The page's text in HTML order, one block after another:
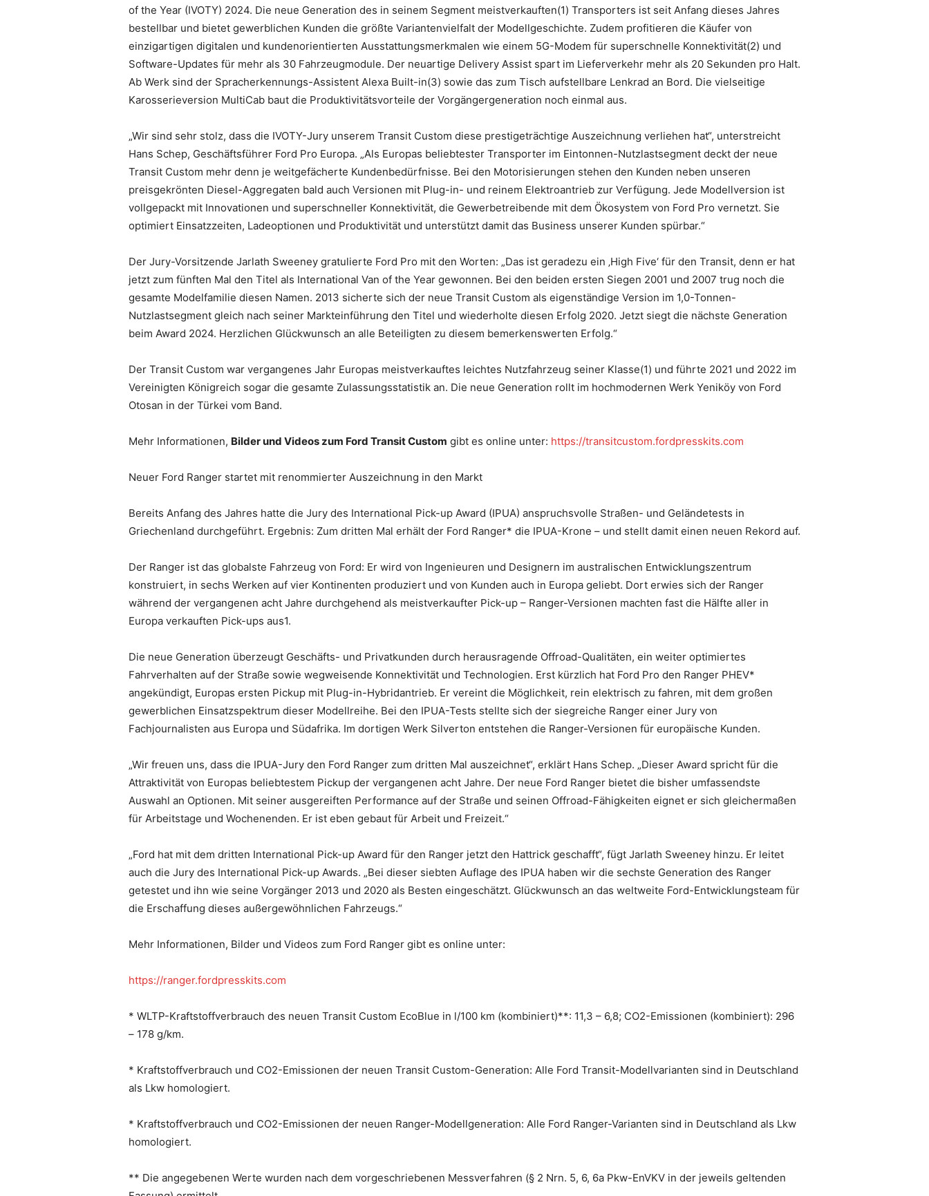
of the Year (IVOTY) 2024. Die neue Generation des in seinem Segment meistverkauften(1) Transporters ist seit Anfang dieses Jahres
bestellbar und bietet gewerblichen Kunden die größte Variantenvielfalt der Modellgeschichte. Zudem profitieren die Käufer von
einzigartigen digitalen und kundenorientierten Ausstattungsmerkmalen wie einem 5G-Modem für superschnelle Konnektivität(2) und
Software-Updates für mehr als 30 Fahrzeugmodule. Der neuartige Delivery Assist spart im Lieferverkehr mehr als 20 Sekunden pro Halt.
Ab Werk sind der Spracherkennungs-Assistent Alexa Built-in(3) sowie das zum Tisch aufstellbare Lenkrad an Bord. Die vielseitige
Karosserieversion MultiCab baut die Produktivitätsvorteile der Vorgängergeneration noch einmal aus.
„Wir sind sehr stolz, dass die IVOTY-Jury unserem Transit Custom diese prestigeträchtige Auszeichnung verliehen hat“, unterstreicht
Hans Schep, Geschäftsführer Ford Pro Europa. „Als Europas beliebtester Transporter im Eintonnen-Nutzlastsegment deckt der neue
Transit Custom mehr denn je weitgefächerte Kundenbedürfnisse. Bei den Motorisierungen stehen den Kunden neben unseren
preisgekrönten Diesel-Aggregaten bald auch Versionen mit Plug-in- und reinem Elektroantrieb zur Verfügung. Jede Modellversion ist
vollgepackt mit Innovationen und superschneller Konnektivität, die Gewerbetreibende mit dem Ökosystem von Ford Pro vernetzt. Sie
optimiert Einsatzzeiten, Ladeoptionen und Produktivität und unterstützt damit das Business unserer Kunden spürbar.“
Der Jury-Vorsitzende Jarlath Sweeney gratulierte Ford Pro mit den Worten: „Das ist geradezu ein ‚High Five‘ für den Transit, denn er hat
jetzt zum fünften Mal den Titel als International Van of the Year gewonnen. Bei den beiden ersten Siegen 2001 und 2007 trug noch die
gesamte Modelfamilie diesen Namen. 2013 sicherte sich der neue Transit Custom als eigenständige Version im 1,0-Tonnen-
Nutzlastsegment gleich nach seiner Markteinführung den Titel und wiederholte diesen Erfolg 2020. Jetzt siegt die nächste Generation
beim Award 2024. Herzlichen Glückwunsch an alle Beteiligten zu diesem bemerkenswerten Erfolg.“
Der Transit Custom war vergangenes Jahr Europas meistverkauftes leichtes Nutzfahrzeug seiner Klasse(1) und führte 2021 und 2022 im
Vereinigten Königreich sogar die gesamte Zulassungsstatistik an. Die neue Generation rollt im hochmodernen Werk Yeniköy von Ford
Otosan in der Türkei vom Band.
Mehr Informationen, Bilder und Videos zum Ford Transit Custom gibt es online unter: https://transitcustom.fordpresskits.com
Neuer Ford Ranger startet mit renommierter Auszeichnung in den Markt
Bereits Anfang des Jahres hatte die Jury des International Pick-up Award (IPUA) anspruchsvolle Straßen- und Geländetests in
Griechenland durchgeführt. Ergebnis: Zum dritten Mal erhält der Ford Ranger* die IPUA-Krone – und stellt damit einen neuen Rekord auf.
Der Ranger ist das globalste Fahrzeug von Ford: Er wird von Ingenieuren und Designern im australischen Entwicklungszentrum
konstruiert, in sechs Werken auf vier Kontinenten produziert und von Kunden auch in Europa geliebt. Dort erwies sich der Ranger
während der vergangenen acht Jahre durchgehend als meistverkaufter Pick-up – Ranger-Versionen machten fast die Hälfte aller in
Europa verkauften Pick-ups aus1.
Die neue Generation überzeugt Geschäfts- und Privatkunden durch herausragende Offroad-Qualitäten, ein weiter optimiertes
Fahrverhalten auf der Straße sowie wegweisende Konnektivität und Technologien. Erst kürzlich hat Ford Pro den Ranger PHEV*
angekündigt, Europas ersten Pickup mit Plug-in-Hybridantrieb. Er vereint die Möglichkeit, rein elektrisch zu fahren, mit dem großen
gewerblichen Einsatzspektrum dieser Modellreihe. Bei den IPUA-Tests stellte sich der siegreiche Ranger einer Jury von
Fachjournalisten aus Europa und Südafrika. Im dortigen Werk Silverton entstehen die Ranger-Versionen für europäische Kunden.
„Wir freuen uns, dass die IPUA-Jury den Ford Ranger zum dritten Mal auszeichnet“, erklärt Hans Schep. „Dieser Award spricht für die
Attraktivität von Europas beliebtestem Pickup der vergangenen acht Jahre. Der neue Ford Ranger bietet die bisher umfassendste
Auswahl an Optionen. Mit seiner ausgereiften Performance auf der Straße und seinen Offroad-Fähigkeiten eignet er sich gleichermaßen
für Arbeitstage und Wochenenden. Er ist eben gebaut für Arbeit und Freizeit.“
„Ford hat mit dem dritten International Pick-up Award für den Ranger jetzt den Hattrick geschafft“, fügt Jarlath Sweeney hinzu. Er leitet
auch die Jury des International Pick-up Awards. „Bei dieser siebten Auflage des IPUA haben wir die sechste Generation des Ranger
getestet und ihn wie seine Vorgänger 2013 und 2020 als Besten eingeschätzt. Glückwunsch an das weltweite Ford-Entwicklungsteam für
die Erschaffung dieses außergewöhnlichen Fahrzeugs.“
Mehr Informationen, Bilder und Videos zum Ford Ranger gibt es online unter:
https://ranger.fordpresskits.com
* WLTP-Kraftstoffverbrauch des neuen Transit Custom EcoBlue in l/100 km (kombiniert)**: 11,3 – 6,8; CO2-Emissionen (kombiniert): 296
– 178 g/km.
* Kraftstoffverbrauch und CO2-Emissionen der neuen Transit Custom-Generation: Alle Ford Transit-Modellvarianten sind in Deutschland
als Lkw homologiert.
* Kraftstoffverbrauch und CO2-Emissionen der neuen Ranger-Modellgeneration: Alle Ford Ranger-Varianten sind in Deutschland als Lkw
homologiert.
** Die angegebenen Werte wurden nach dem vorgeschriebenen Messverfahren (§ 2 Nrn. 5, 6, 6a Pkw-EnVKV in der jeweils geltenden